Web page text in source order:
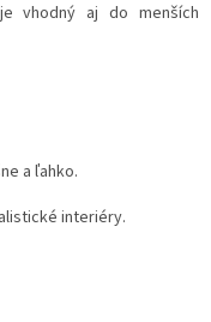
vhodný aj do menších
a ľahko.
interiéry.